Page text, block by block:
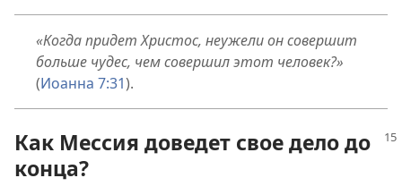
«Когда придет Христос, неужели он совершит
больше чудес, чем совершил этот человек?»
(Иоанна 7:31).
Как Мессия доведет свое дело до
конца?